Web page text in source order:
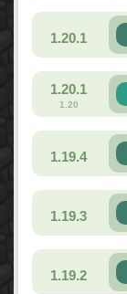
1.20.1
1.20.1
1.20
1.19.4
1.19.3
1.19.2